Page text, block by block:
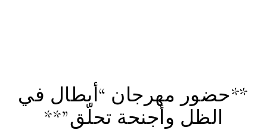
**حضور مهرجان “أبطال في
الظل وأجنحة تحلّق”**